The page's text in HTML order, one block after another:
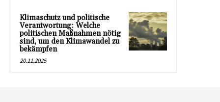
Klimaschutz und politische
Verantwortung: Welche
politischen Maßnahmen nötig
sind, um den Klimawandel zu
bekämpfen
20.11.2025